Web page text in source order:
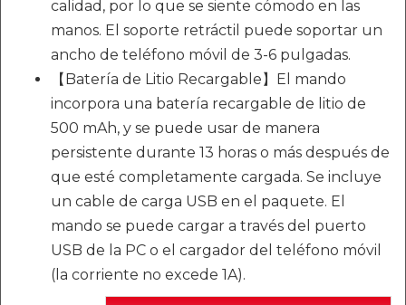
calidad, por lo que se siente cómodo en las
manos. El soporte retráctil puede soportar un
ancho de teléfono móvil de 3-6 pulgadas.
【Batería de Litio Recargable】El mando
incorpora una batería recargable de litio de
500 mAh, y se puede usar de manera
persistente durante 13 horas o más después de
que esté completamente cargada. Se incluye
un cable de carga USB en el paquete. El
mando se puede cargar a través del puerto
USB de la PC o el cargador del teléfono móvil
(la corriente no excede 1A).